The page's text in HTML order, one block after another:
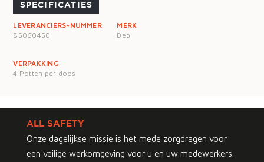
SPECIFICATIES
LEVERANCIERS-NUMMER
85060450
MERK
Deb
VERPAKKING
4 Potten per doos
ALL SAFETY
Onze dagelijkse missie is het mede zorgdragen voor
een veilige werkomgeving voor u en uw medewerkers.